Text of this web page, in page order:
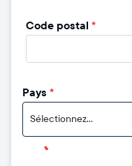
Code postal *
Pays *
Sélectionnez...